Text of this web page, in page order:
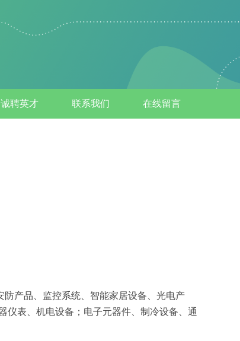
诚聘英才 联系我们 在线留言
防产品、监控系统、智能家居设备、光电产
仪表、机电设备；电子元器件、制冷设备、通